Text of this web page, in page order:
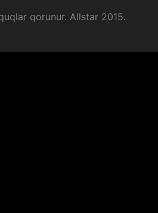
qorunur. Allstar 2015.